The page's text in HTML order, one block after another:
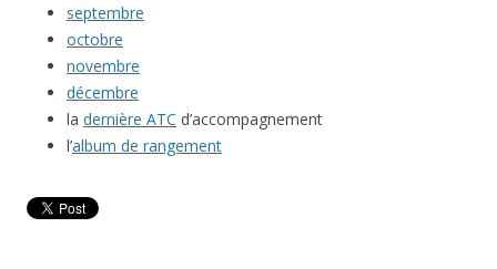
septembre
octobre
novembre
décembre
la dernière ATC d’accompagnement
l’album de rangement